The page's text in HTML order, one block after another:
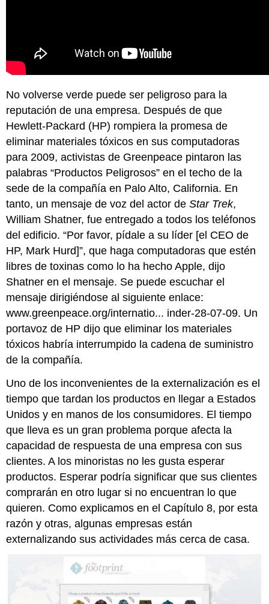
No volverse verde puede ser peligroso para la
reputación de una empresa. Después de que
Hewlett-Packard (HP) rompiera la promesa de
eliminar materiales tóxicos en sus computadoras
para 2009, activistas de Greenpeace pintaron las
palabras “Productos Peligrosos” en el techo de la
sede de la compañía en Palo Alto, California. En
tanto, un mensaje de voz del actor deStar Trek,
William Shatner, fue entregado a todos los teléfonos
del edificio. “Por favor, pídale a su líder [el CEO de
HP, Mark Hurd]”, que haga computadoras que estén
libres de toxinas como lo ha hecho Apple, dijo
Shatner en el mensaje. Se puede escuchar el
mensaje dirigiéndose al siguiente enlace:
www.greenpeace.org/internatio... inder-28-07-09. Un
portavoz de HP dijo que eliminar los materiales
tóxicos habría interrumpido la cadena de suministro
de la compañía.
Uno de los inconvenientes de la externalización es el
tiempo que tardan los productos en llegar a Estados
Unidos y en manos de los consumidores. El tiempo
que lleva es un gran problema porque afecta la
capacidad de respuesta de una empresa con sus
clientes. A los minoristas no les gusta esperar
productos. Esperar podría significar que sus clientes
comprarán en otro lugar si no encuentran lo que
quieren. Como explicamos en el Capítulo 8, por esta
razón y otras, algunas empresas están
externalizando sus actividades más cerca de casa.